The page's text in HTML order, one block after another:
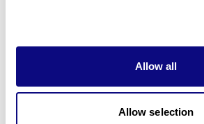
Allow all
Allow selection
주식회사 쓰리빌리언
서울특별시 강남구 테헤란로 415, 8층
사업자등록번호: 290-81-00524